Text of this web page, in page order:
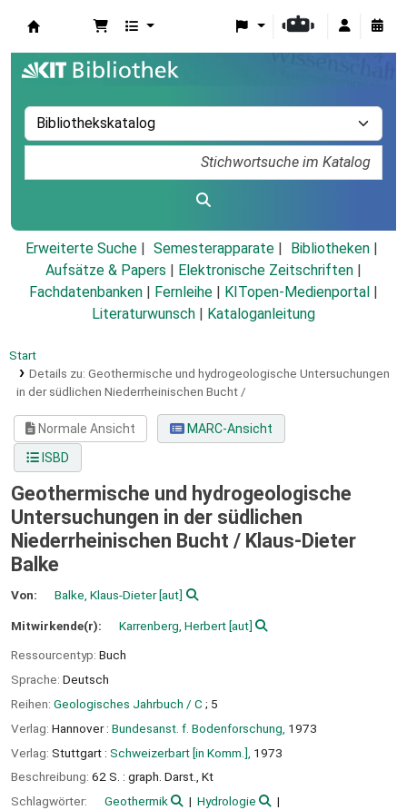
Erweiterte Suche Semesterapparate
Bibliotheken
Aufsätze & Papers
Elektronische Zeitschriften
Fachdatenbanken
Fernleihe KITopen-Medienportal
Literaturwunsch
Kataloganleitung
Start
Details zu: Geothermische und hydrogeologische Untersuchungen
in der südlichen Niederrheinischen Bucht /
Normale Ansicht
MARC-Ansicht
ISBD
Geothermische und hydrogeologische
Untersuchungen in der südlichen
Niederrheinischen Bucht / Klaus-Dieter
Balke
Von: Balke, Klaus-Dieter[aut]
Mitwirkende(r): Karrenberg, Herbert[aut]
Ressourcentyp: Buch
Sprache: Deutsch
Reihen: Geologisches Jahrbuch / C ; 5
Verlag: Hannover : Bundesanst. f. Bodenforschung, 1973
Verlag: Stuttgart : Schweizerbart [in Komm.], 1973
Beschreibung: 62 S. : graph. Darst., Kt
Schlagwörter:
Geothermik
Hydrologie